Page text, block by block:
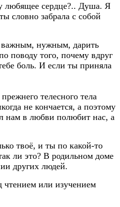
любящее сердце?.. Душа. Я
словно забрала с собой
важным, нужным, дарить
поводу того, почему вдруг
боль. И если ты приняла
телесного тела
не кончается, а поэтому
нам в любви полюбит нас, а
твоё, и ты по какой-то
ли это? В родильном доме
других людей.
чтением или изучением